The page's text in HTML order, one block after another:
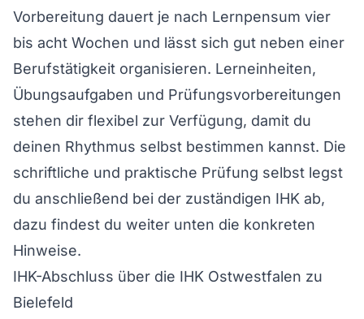
Vorbereitung dauert je nach Lernpensum vier
bis acht Wochen und lässt sich gut neben einer
Berufstätigkeit organisieren. Lerneinheiten,
Übungsaufgaben und Prüfungsvorbereitungen
stehen dir flexibel zur Verfügung, damit du
deinen Rhythmus selbst bestimmen kannst. Die
schriftliche und praktische Prüfung selbst legst
du anschließend bei der zuständigen IHK ab,
dazu findest du weiter unten die konkreten
Hinweise.
IHK-Abschluss über die IHK Ostwestfalen zu
Bielefeld